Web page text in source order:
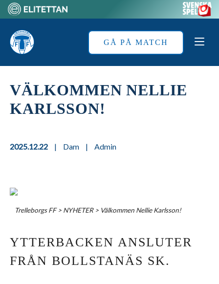
content
Home
GÅ PÅ MATCH
VÄLKOMMEN NELLIE
KARLSSON!
2025.12.22 | Dam | Admin
Trelleborgs FF> NYHETER> Välkommen Nellie Karlsson!
YTTERBACKEN ANSLUTER
FRÅN BOLLSTANÄS SK.